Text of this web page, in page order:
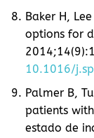
Baker H,
options for
10.1016/
Palmer B,
patients
estado de